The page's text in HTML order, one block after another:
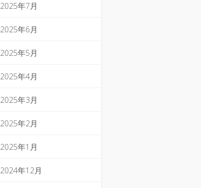
2025年7月
2025年6月
2025年5月
2025年4月
2025年3月
2025年2月
2025年1月
2024年12月